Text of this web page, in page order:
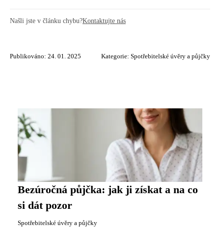
Našli jste v článku chybu?Kontaktujte nás
Publikováno: 24. 01. 2025 Kategorie: Spotřebitelské úvěry a půjčky
Bezúročná půjčka: jak ji získat a na co
si dát pozor
Spotřebitelské úvěry a půjčky